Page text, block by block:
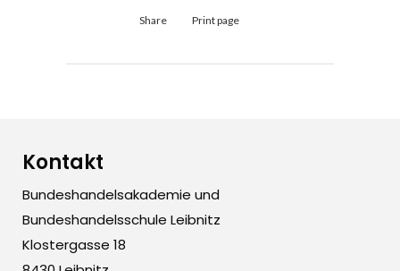
Share Print page
Kontakt
Bundeshandelsakademie und
Bundeshandelsschule Leibnitz
Klostergasse 18